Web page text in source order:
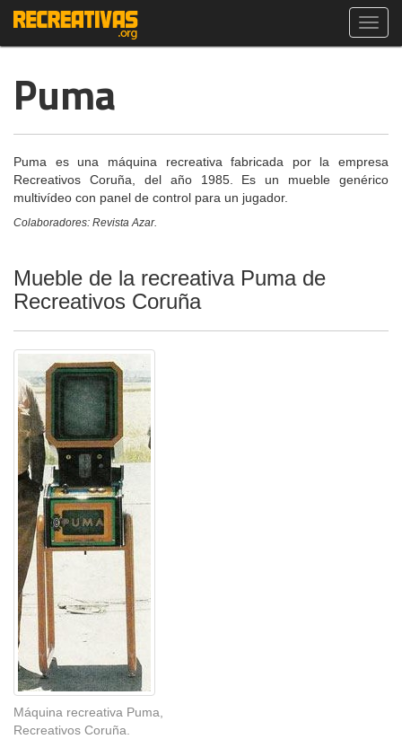
Puma
Puma es una máquina recreativa fabricada por la empresa
Recreativos Coruña, del año 1985. Es un mueble genérico
multivídeo con panel de control para un jugador.
Colaboradores: Revista Azar.
Mueble de la recreativa Puma de
Recreativos Coruña
Máquina recreativa Puma,
Recreativos Coruña.